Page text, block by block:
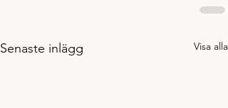
Senaste inlägg Visa alla